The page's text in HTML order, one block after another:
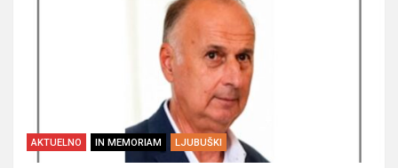
AKTUELNO IN MEMORIAM LJUBUŠKI